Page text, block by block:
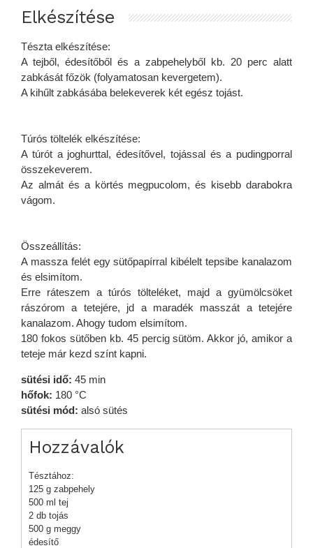
Elkészítése
Tészta elkészítése:
A tejből, édesítőből és a zabpehelyből kb. 20 perc alatt
zabkását főzök (folyamatosan kevergetem).
A kihűlt zabkásába belekeverek két egész tojást.
Túrós töltelék elkészítése:
A túrót a joghurttal, édesítővel, tojással és a pudingporral
összekeverem.
Az almát és a körtés megpucolom, és kisebb darabokra
vágom.
Összeállítás:
A massza felét egy sütőpapírral kibélelt tepsibe kanalazom
és elsimítom.
Erre ráteszem a túrós tölteléket, majd a gyümölcsöket
rászórom a tetejére, jd a maradék masszát a tetejére
kanalazom. Ahogy tudom elsimítom.
180 fokos sütőben kb. 45 percig sütöm. Akkor jó, amikor a
teteje már kezd színt kapni.
sütési idő: 45 min
hőfok: 180 °C
sütési mód: alsó sütés
Hozzávalók
Tésztához:
125 g zabpehely
500 ml tej
2 db tojás
500 g meggy
édesítő